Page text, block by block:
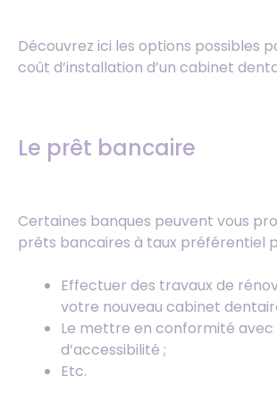
Découvrez ici les options possibles
coût d’installation d’un cabinet
Le prêt bancaire
Certaines banques peuvent vous
prêts bancaires à taux préférentiel
Effectuer des travaux de
votre nouveau cabinet
Le mettre en conformité avec
d’accessibilité ;
Etc.